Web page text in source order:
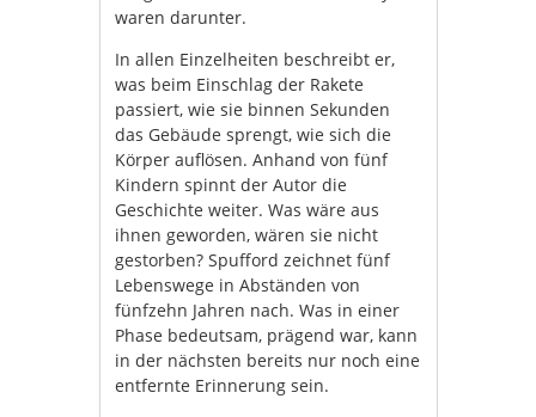
waren darunter.
In allen Einzelheiten beschreibt er,
was beim Einschlag der Rakete
passiert, wie sie binnen Sekunden
das Gebäude sprengt, wie sich die
Körper auflösen. Anhand von fünf
Kindern spinnt der Autor die
Geschichte weiter. Was wäre aus
ihnen geworden, wären sie nicht
gestorben? Spufford zeichnet fünf
Lebenswege in Abständen von
fünfzehn Jahren nach. Was in einer
Phase bedeutsam, prägend war, kann
in der nächsten bereits nur noch eine
entfernte Erinnerung sein.